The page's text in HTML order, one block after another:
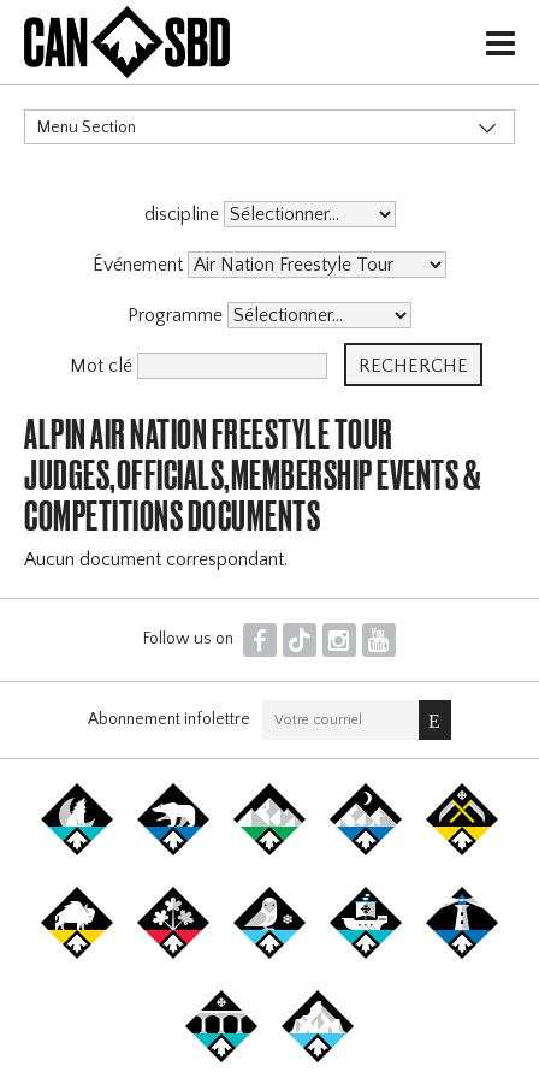
H
Menu Section
discipline
Événement
Programme
Mot clé
ALPIN AIR NATION FREESTYLE TOUR
JUDGES,OFFICIALS,MEMBERSHIP EVENTS &
COMPETITIONS DOCUMENTS
Aucun document correspondant.
Follow us on F T I Y
Abonnement infolettre